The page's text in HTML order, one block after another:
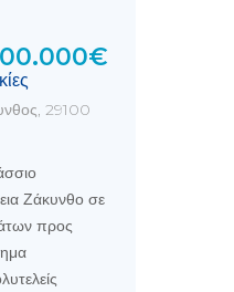
29100
Ζάκυνθο σε
προς